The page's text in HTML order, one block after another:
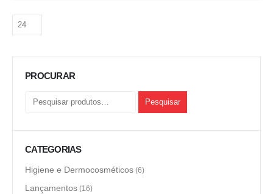
PROCURAR
Pesquisar
CATEGORIAS
Higiene e Dermocosméticos (6)
Lançamentos (16)